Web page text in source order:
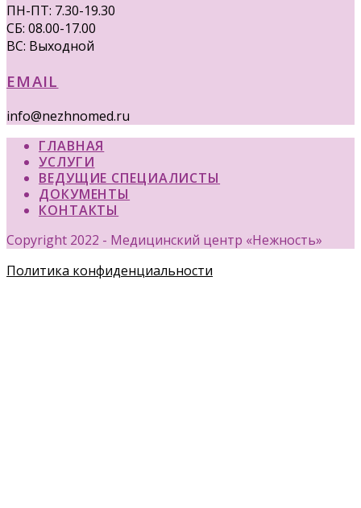
ПН-ПТ: 7.30-19.30
СБ: 08.00-17.00
ВС: Выходной
EMAIL
info@nezhnomed.ru
ГЛАВНАЯ
УСЛУГИ
ВЕДУЩИЕ СПЕЦИАЛИСТЫ
ДОКУМЕНТЫ
КОНТАКТЫ
Copyright 2022 - Медицинский центр «Нежность»
Политика конфиденциальности